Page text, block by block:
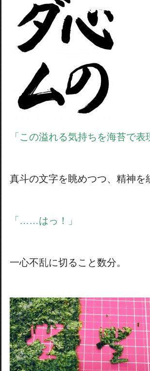
「この溢れる気持ちを海苔で表
真斗の文字を眺めつつ、精神を
「……はっ！」
一心不乱に切ること数分。